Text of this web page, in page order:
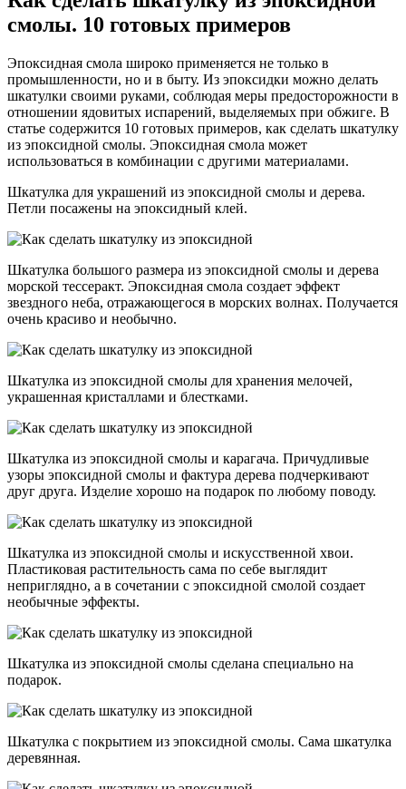
смолы. 10 готовых примеров
Эпоксидная смола широко применяется не только в
промышленности, но и в быту. Из эпоксидки можно делать
шкатулки своими руками, соблюдая меры предосторожности в
отношении ядовитых испарений, выделяемых при обжиге. В
статье содержится 10 готовых примеров, как сделать шкатулку
из эпоксидной смолы. Эпоксидная смола может
использоваться в комбинации с другими материалами.
Шкатулка для украшений из эпоксидной смолы и дерева.
Петли посажены на эпоксидный клей.
Шкатулка большого размера из эпоксидной смолы и дерева
морской тессеракт. Эпоксидная смола создает эффект
звездного неба, отражающегося в морских волнах. Получается
очень красиво и необычно.
Шкатулка из эпоксидной смолы для хранения мелочей,
украшенная кристаллами и блестками.
Шкатулка из эпоксидной смолы и карагача. Причудливые
узоры эпоксидной смолы и фактура дерева подчеркивают
друг друга. Изделие хорошо на подарок по любому поводу.
Шкатулка из эпоксидной смолы и искусственной хвои.
Пластиковая растительность сама по себе выглядит
неприглядно, а в сочетании с эпоксидной смолой создает
необычные эффекты.
Шкатулка из эпоксидной смолы сделана специально на
подарок.
Шкатулка с покрытием из эпоксидной смолы. Сама шкатулка
деревянная.